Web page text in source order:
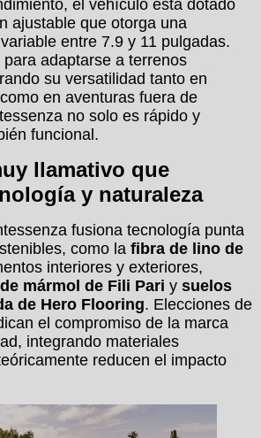
el vehículo está dotado
ajustable que otorga una
entre 7.9 y 11 pulgadas.
adaptarse a terrenos
su versatilidad tanto en
en aventuras fuera de
no solo es rápido y
funcional.
llamativo que
y naturaleza
fusiona tecnología punta
como la fibra de lino de
interiores y exteriores,
mármol de Fili Pari y suelos
de Hero Flooring. Elecciones de
el compromiso de la marca
integrando materiales
reducen el impacto